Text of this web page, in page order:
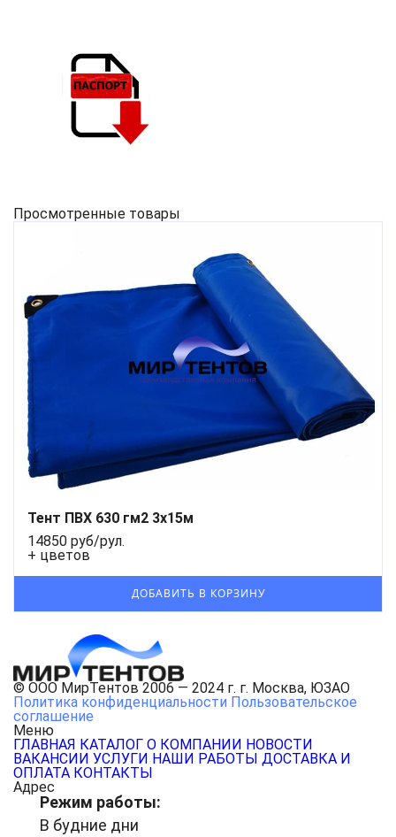
Просмотренные товары
Тент ПВХ 630 гм2 3x15м
14850 руб/рул.
+ цветов
© ООО МирТентов 2006 — 2024 г. г. Москва, ЮЗАО
Политика конфиденциальности Пользовательское
соглашение
Меню
ГЛАВНАЯ КАТАЛОГ О КОМПАНИИ НОВОСТИ
ВАКАНСИИ УСЛУГИ НАШИ РАБОТЫ ДОСТАВКА И
ОПЛАТА КОНТАКТЫ
Адрес
Режим работы:
В будние дни